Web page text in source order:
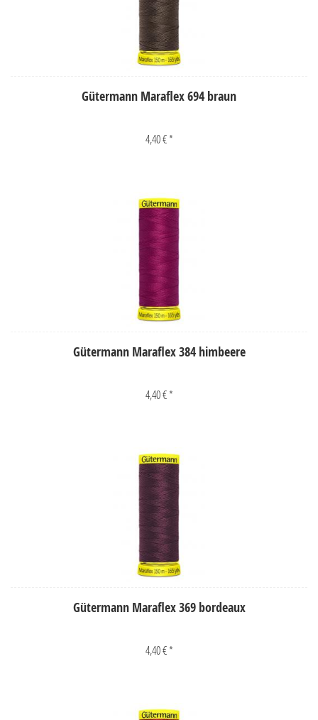
Gütermann Maraflex 694 braun
4,40 € *
Gütermann Maraflex 384 himbeere
4,40 € *
Gütermann Maraflex 369 bordeaux
4,40 € *